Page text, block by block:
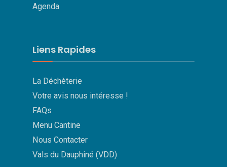
Agenda
Liens Rapides
La Déchèterie
Votre avis nous intéresse !
FAQs
Menu Cantine
Nous Contacter
Vals du Dauphiné (VDD)